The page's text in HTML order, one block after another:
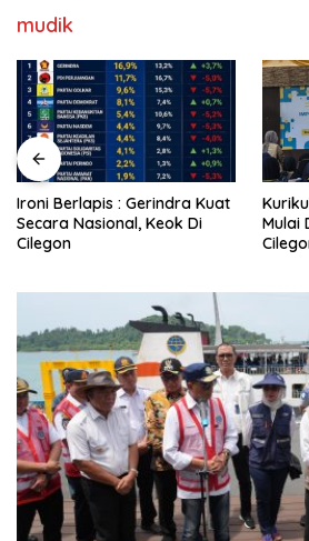
mudik
Ironi Berlapis : Gerindra Kuat
Secara Nasional, Keok Di
Cilegon
Mulai